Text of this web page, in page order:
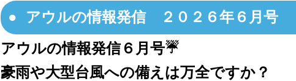
アウルの情報発信 ２０２６年６月号
アウルの情報発信６月号☔
豪雨や大型台風への備えは万全ですか？